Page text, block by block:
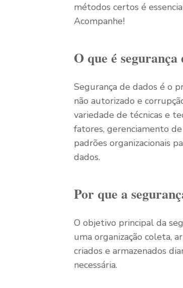
métodos certos é
Acompanhe!
O que é segurança
Segurança de dados é o
não autorizado e
variedade de técnicas e
fatores, gerenciamento
padrões organizacionais
dados.
Por que a
O objetivo principal da
uma organização coleta,
criados e armazenados
necessária.